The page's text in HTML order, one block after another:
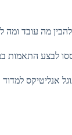
מה עובד ומה
לבצע התאמות
אנליטיקס למדוד